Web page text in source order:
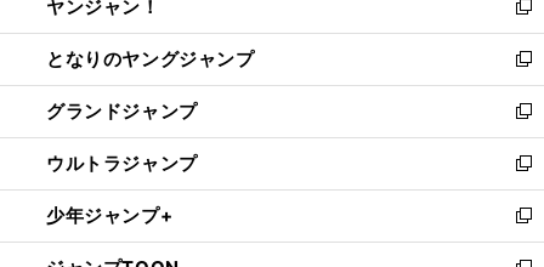
く
で
開
く
ィ
ン
ド
ウ
で
開
く
い
ウ
ィ
ン
ド
ウ
で
開
く
ヤンジャン！
新
し
い
ウ
ィ
ン
ド
ウ
で
開
となりのヤングジャンプ
新
し
い
ウ
ィ
ン
ド
ウ
グランドジャンプ
新
し
い
ウ
ィ
ン
ウルトラジャンプ
新
し
い
ウ
少年ジャンプ+
新
し